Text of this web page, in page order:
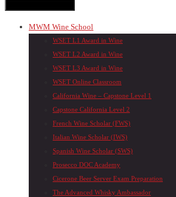
MWM Wine School
WSET L1 Award in Wine
WSET L2 Award in Wine
WSET L3 Award in Wine
WSET Online Classroom
California Wine – Capstone Level 1
Capstone California Level 2
French Wine Scholar (FWS)
Italian Wine Scholar (IWS)
Spanish Wine Scholar (SWS)
Prosecco DOC Academy
Cicerone Beer Server Exam Preparation
The Advanced Whisky Ambassador